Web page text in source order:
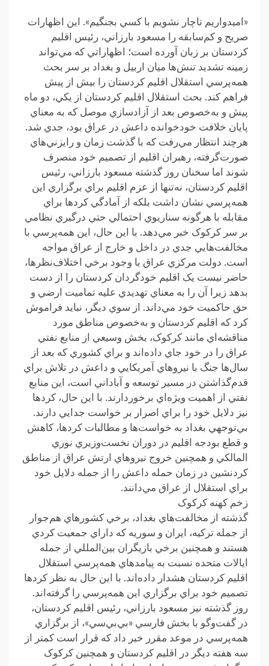
«اميدواريم ناچار نشويم با کسي بجنگيم». اين اظهارات
صريح و کم‌سابقه را مسعود بارزاني، رئيس اقليم
کردستان بر زبان آورده است؛ اظهاراتي که مي‌تواند
زمينه تشديد تنش‌ها ميان اربيل و بغداد بر سر بحث
همه‌پرسي استقلال اقليم کردستان را بيش از پيش
فراهم كند. بحث استقلال اقلیم کردستان از يکي، دو ماه
پيش و به‌خصوص بعد از آزادسازي موصل که به معناي
پايان خلافت خودخوانده داعش در عراق بود، جدي شد.
هرچند انتظار مي‌رفت که با گذشت زمان و رايزني‌هاي
صورت‌گرفته، رهبران اقليم از تصميم خود منصرف
شوند اما سخنان روز گذشته مسعود بارزاني، رئيس
اقليم کردستان، نه‌تنها از عزم اقليم براي برگزاري اين
همه‌پرسي نشان داشت بلکه از آمادگي کردها براي
مقابله با هرگونه سناريوي احتمالي حتي درگيري نظامي
بر سر کرکوک خبر مي‌دهد. با اين حال، اين همه‌پرسي با
مخالفت‌هايي جدي در داخل و خارج از عراق مواجه
است. دولت مرکزي عراق با وجود برخي اختلاف‌نظرها،
حاضر نيست يک اقليم خودگردان کردستان را از دست
بدهد زيرا آن را به معناي تهديدي عليه تماميت ارضي و
حق حاکميت خود مي‌داند. از سوي ديگر، نبايد فراموش
کرد که اقليم کردستان و به‌خصوص مناطق مورد
مناقشه‌اي مانند کرکوک، بخش وسيعي از منابع نفتي
عراق را در خود جاي داده‌اند و براي کشوري که بعد از
سال‌ها جنگ با نيروهاي آمريکايي و داعش در تلاش براي
قدم‌گذاشتن در مسير توسعه و آباداني است، اين منابع
نفتي از اهميت ويژه‌اي برخوردارند. با اين حال، کردها
نيز دلايل خود را براي اصرار بر خواست جدايي دارند.
بي‌توجهي بغداد به خواست‌ها و مطالبات کردها، کاهش
و قطع بودجه اقليم در دوران نخست‌وزيري نوري
المالکي و همچنين خروج نيروهاي ارتش عراق از مناطق
کردنشين در زمان حمله داعش را از جمله دلايل خود
براي استقلال از عراق مي‌دانند.
زخم کهنه کرکوک
گذشته از مخالفت‌هاي بغداد، برخي کشورهاي هم‌جوار
از جمله ترکيه، ايران و سوريه که داراي جمعيت کردي
هستند و همچنين برخي بازيگران بين‌المللي از جمله
ايالات متحده نسبت به پيامدهاي همه‌پرسي استقلال
اقلیم کردستان هشدار داده‌اند. با اين حال به نظر کردها
تصميم خود براي برگزاري اين همه‌پرسي را گرفته‌اند.
روز گذشته نيز مسعود بارزاني، رئيس اقليم کردستان،
در گفت‌وگو با بخش فارسي «بي‌بي‌سي»، از برگزاري
همه‌پرسي در موعد مقرر خبر داد که قرار است کمتر از
سه هفته ديگر در اقليم کردستان و همچنين کرکوک